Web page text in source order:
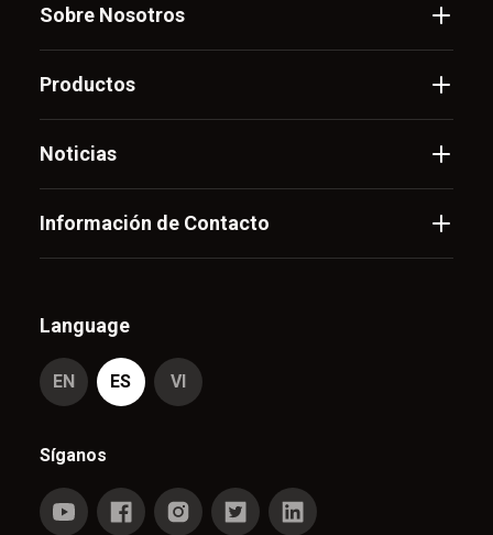
Sobre Nosotros
Productos
Noticias
Información de Contacto
Language
EN ES VI
Síganos